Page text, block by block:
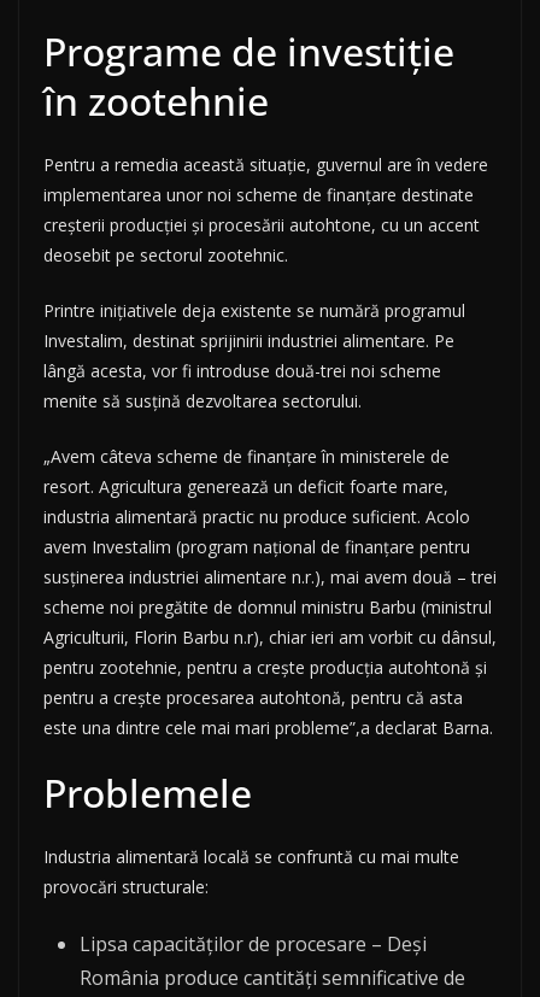
Programe de investiție
în zootehnie
Pentru a remedia această situație, guvernul are în vedere
implementarea unor noi scheme de finanțare destinate
creșterii producției și procesării autohtone, cu un accent
deosebit pe sectorul zootehnic.
Printre inițiativele deja existente se numără programul
Investalim, destinat sprijinirii industriei alimentare. Pe
lângă acesta, vor fi introduse două-trei noi scheme
menite să susțină dezvoltarea sectorului.
„Avem câteva scheme de finanţare în ministerele de
resort. Agricultura generează un deficit foarte mare,
industria alimentară practic nu produce suficient. Acolo
avem Investalim (program naţional de finanţare pentru
susţinerea industriei alimentare n.r.), mai avem două – trei
scheme noi pregătite de domnul ministru Barbu (ministrul
Agriculturii, Florin Barbu n.r), chiar ieri am vorbit cu dânsul,
pentru zootehnie, pentru a creşte producţia autohtonă şi
pentru a creşte procesarea autohtonă, pentru că asta
este una dintre cele mai mari probleme”,a declarat Barna.
Problemele
Industria alimentară locală se confruntă cu mai multe
provocări structurale:
Lipsa capacităților de procesare – Deși
România produce cantități semnificative de